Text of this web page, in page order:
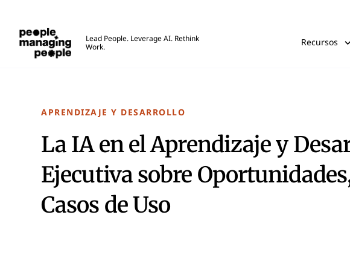
Lead People. Leverage AI. Rethink
Work.
Recursos
APRENDIZAJE Y DESARROLLO
La IA en el Aprendizaje y
Ejecutiva sobre
Casos de Uso